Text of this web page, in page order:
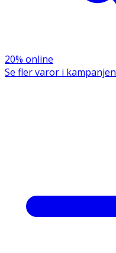
20% online
Se fler varor i kampanjen